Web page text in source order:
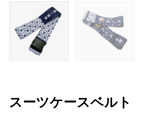
スーツケースベルト